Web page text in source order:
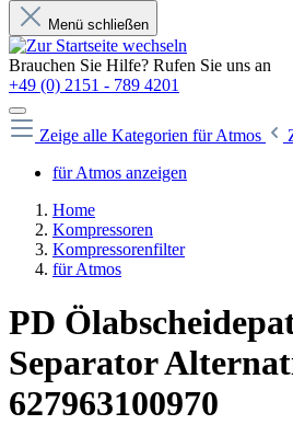
Menü schließen
Brauchen Sie Hilfe? Rufen Sie uns an
+49 (0) 2151 - 789 4201
Zeige alle Kategorien für Atmos
für Atmos anzeigen
Home
Kompressoren
Kompressorenfilter
für Atmos
PD
Separator
627963100970